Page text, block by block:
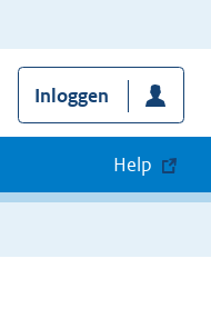
Inloggen
Help